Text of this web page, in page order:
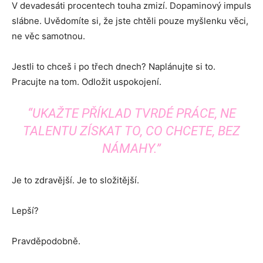
V devadesáti procentech touha zmizí. Dopaminový impuls
slábne. Uvědomíte si, že jste chtěli pouze myšlenku věci,
ne věc samotnou.
Jestli to chceš i po třech dnech? Naplánujte si to.
Pracujte na tom. Odložit uspokojení.
“UKAŽTE PŘÍKLAD TVRDÉ PRÁCE, NE
TALENTU ZÍSKAT TO, CO CHCETE, BEZ
NÁMAHY.”
Je to zdravější. Je to složitější.
Lepší?
Pravděpodobně.